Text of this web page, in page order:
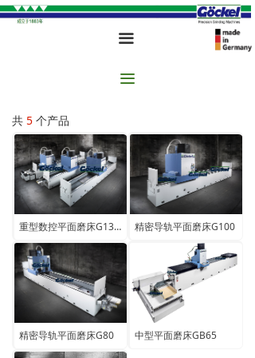
끀
共 5 个产品
重型数控平面磨床G130/150 精密导轨平面磨床G100
精密导轨平面磨床G80 中型平面磨床GB65
끀